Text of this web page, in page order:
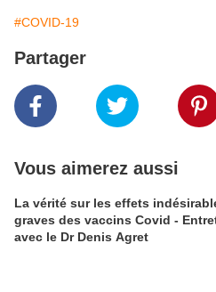
#COVID-19
Partager
Vous aimerez aussi
La vérité sur les effets
graves des vaccins Covid -
avec le Dr Denis Agret